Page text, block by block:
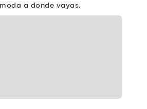
a donde vayas.